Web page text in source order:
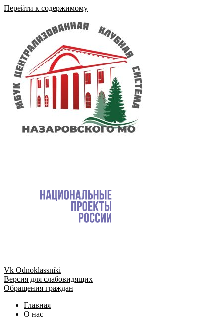
Перейти к содержимому
Vk Odnoklassniki
Версия для слабовидящих
Обращения граждан
Главная
О нас